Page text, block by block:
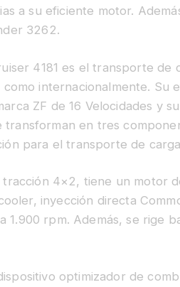
a su eficiente motor.
3262.
4181 es el transporte de
internacionalmente. Su
ZF de 16 Velocidades y
transforman en tres
para el transporte de
tracción 4×2, tiene un motor
inyección directa
1.900 rpm. Además, se rige
optimizador de